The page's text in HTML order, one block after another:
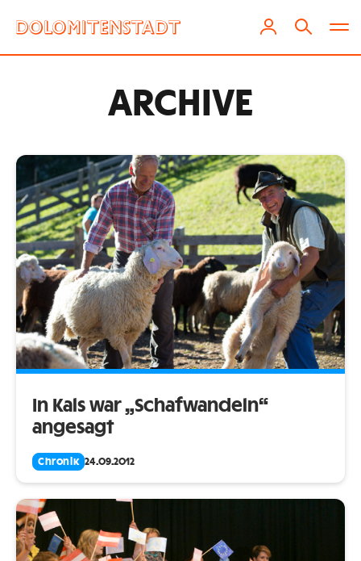
ARCHIVE
In Kals war „Schafwandeln“
angesagt
Chronik 24.09.2012